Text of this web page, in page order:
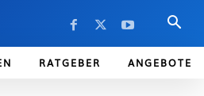
RATGEBER ANGEBOTE